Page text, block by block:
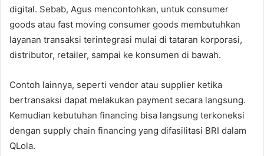
digital. Sebab, Agus mencontohkan, untuk consumer
goods atau fast moving consumer goods membutuhkan
layanan transaksi terintegrasi mulai di tataran korporasi,
distributor, retailer, sampai ke konsumen di bawah.
Contoh lainnya, seperti vendor atau supplier ketika
bertransaksi dapat melakukan payment secara langsung.
Kemudian kebutuhan financing bisa langsung terkoneksi
dengan supply chain financing yang difasilitasi BRI dalam
QLola.